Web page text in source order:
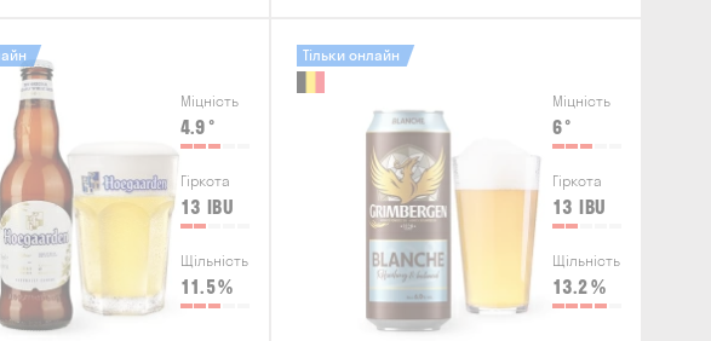
Міцність
4.9 °
Гіркота
13 IBU
Щільність
11.5%
Міцність
6°
Гіркота
13 IBU
Щільність
13.2%
Тільки онлайн